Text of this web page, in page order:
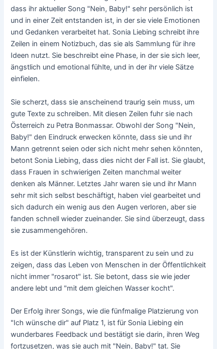
dass ihr aktueller Song "Nein, Baby!" sehr persönlich ist
und in einer Zeit entstanden ist, in der sie viele Emotionen
und Gedanken verarbeitet hat. Sonia Liebing schreibt ihre
Zeilen in einem Notizbuch, das sie als Sammlung für ihre
Ideen nutzt. Sie beschreibt eine Phase, in der sie sich leer,
ängstlich und emotional fühlte, und in der ihr viele Sätze
einfielen.
Sie scherzt, dass sie anscheinend traurig sein muss, um
gute Texte zu schreiben. Mit diesen Zeilen fuhr sie nach
Österreich zu Petra Bonmassar. Obwohl der Song "Nein,
Baby!" den Eindruck erwecken könnte, dass sie und ihr
Mann getrennt seien oder sich nicht mehr sehen könnten,
betont Sonia Liebing, dass dies nicht der Fall ist. Sie glaubt,
dass Frauen in schwierigen Zeiten manchmal weiter
denken als Männer. Letztes Jahr waren sie und ihr Mann
sehr mit sich selbst beschäftigt, haben viel gearbeitet und
sich dadurch ein wenig aus den Augen verloren, aber sie
fanden schnell wieder zueinander. Sie sind überzeugt, dass
sie zusammengehören.
Es ist der Künstlerin wichtig, transparent zu sein und zu
zeigen, dass das Leben von Menschen in der Öffentlichkeit
nicht immer "rosarot" ist. Sie betont, dass sie wie jeder
andere lebt und "mit dem gleichen Wasser kocht".
Der Erfolg ihrer Songs, wie die fünfmalige Platzierung von
"Ich wünsche dir" auf Platz 1, ist für Sonia Liebing ein
wunderbares Feedback und bestätigt sie darin, ihren Weg
fortzusetzen, was sie auch mit "Nein, Baby!" tat. Sie